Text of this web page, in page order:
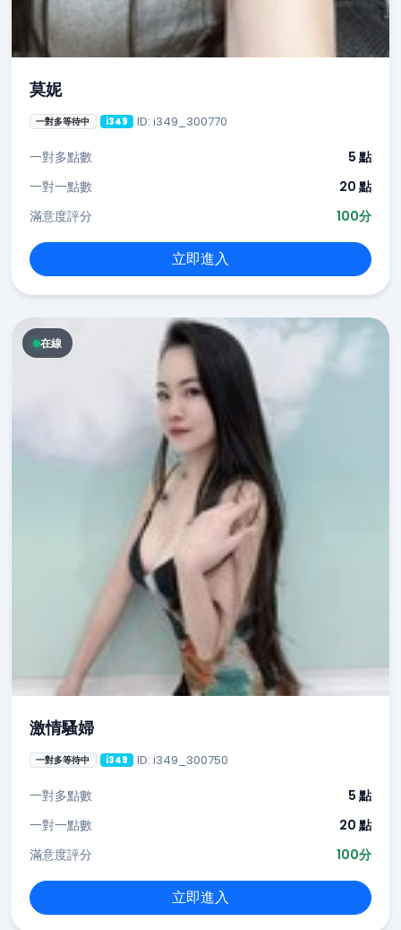
莫妮
一對多等待中 i349 ID: i349_300770
一對多點數
5 點
一對一點數
20 點
滿意度評分
100分
立即進入
在線
激情騷婦
一對多等待中 i349 ID: i349_300750
一對多點數
5 點
一對一點數
20 點
滿意度評分
100分
立即進入